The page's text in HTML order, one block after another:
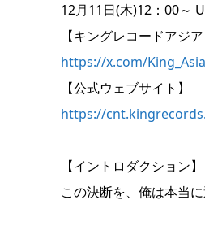
12月11日(木)12：00～
【キングレコードアジ
https://x.com/
【公式ウェブサイト】
https://
【イントロダクション】
この決断を、俺は本当